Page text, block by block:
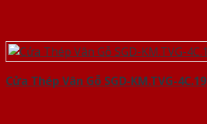
Cửa Thép Vân Gỗ SGD-KM.TVG-4C.19